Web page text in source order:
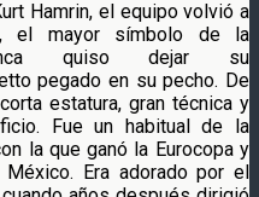
Hamrin, el equipo volvió a
el mayor símbolo de la
quiso dejar su
pegado en su pecho. De
estatura, gran técnica y
Fue un habitual de la
la que ganó la Eurocopa y
Era adorado por el